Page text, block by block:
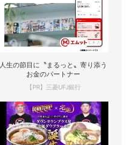
人生の節目に〝まるっと〟寄り添う
お金のパートナー
【PR】三菱UFJ銀行